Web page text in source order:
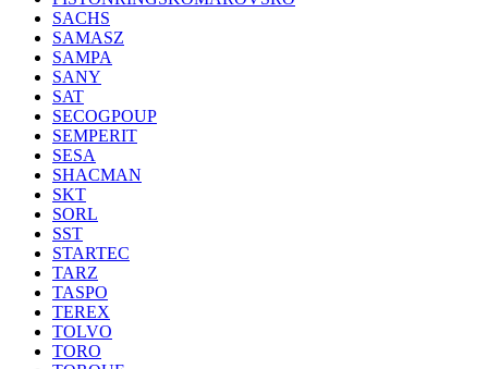
SACHS
SAMASZ
SAMPA
SANY
SAT
SECOGPOUP
SEMPERIT
SESA
SHACMAN
SKT
SORL
SST
STARTEC
TARZ
TASPO
TEREX
TOLVO
TORO